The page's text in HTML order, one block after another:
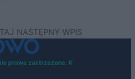
prawa zastrzeżone. K